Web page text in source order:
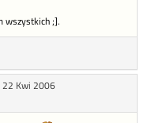
wszystkich ;].
22 Kwi 2006